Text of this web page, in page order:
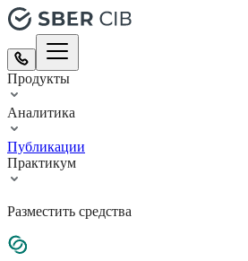
Продукты
Аналитика
Публикации
Практикум
Разместить средства